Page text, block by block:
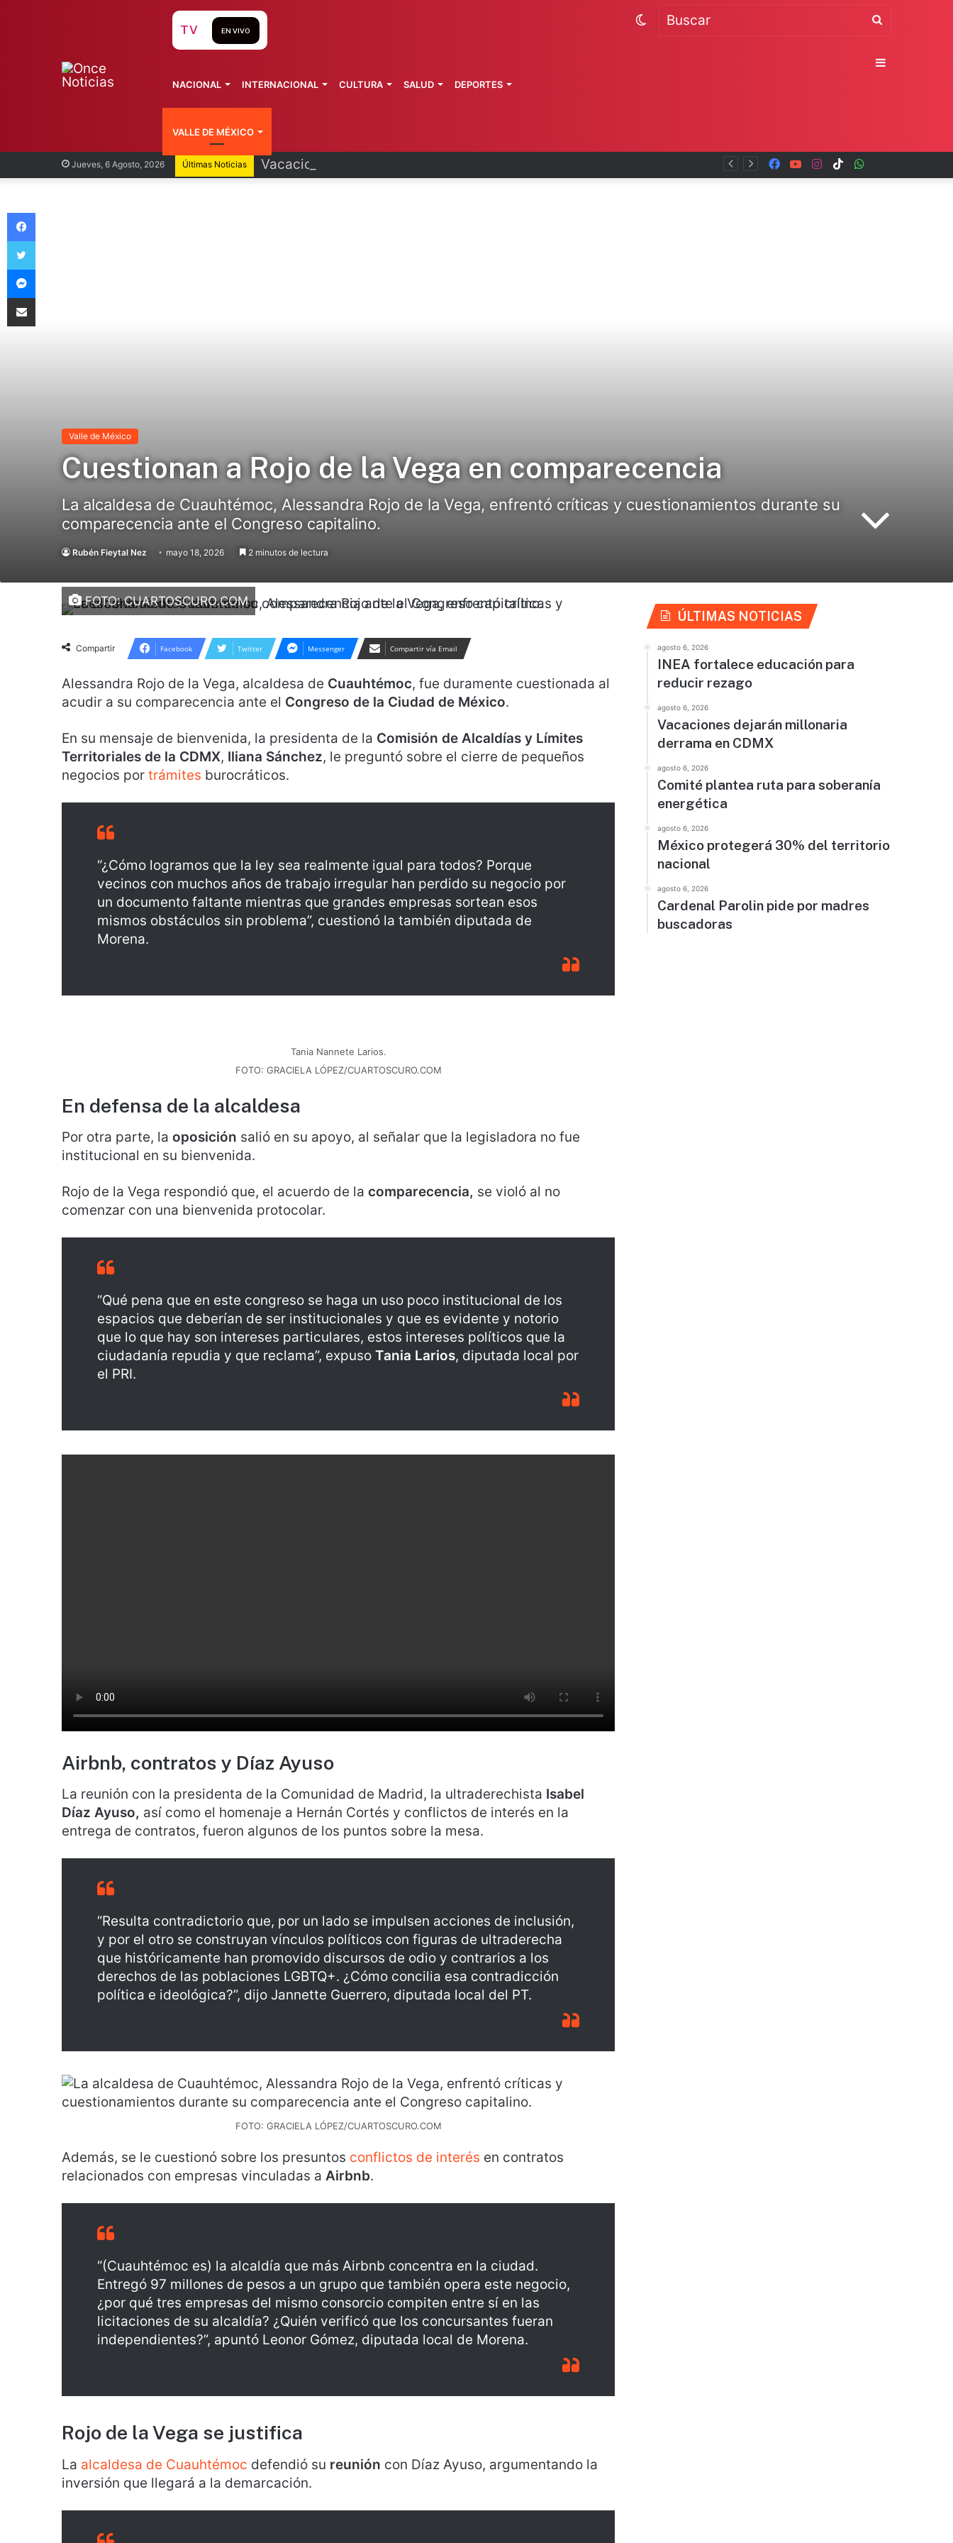
Jueves, 6 Agosto, 2026 Últimas Noticias Vacaciones dejarán millonaria derrama en CDMX TikTok
Instagram
YouTube
Facebook
TV EN VIVO
NACIONAL INTERNACIONAL CULTURA SALUD DEPORTES
VALLE DE MÉXICO
Buscar
Switch
Sidebar
Valle de México
Cuestionan a Rojo de la Vega en comparecencia
La alcaldesa de Cuauhtémoc, Alessandra Rojo de la Vega, enfrentó críticas y cuestionamientos durante su
comparecencia ante el Congreso capitalino.
Rubén Fieytal Nez mayo 18, 2026 2 minutos de lectura
FOTO: CUARTOSCURO.COM
Compartir Facebook Twitter Messenger Compartir vía Email
Alessandra Rojo de la Vega, alcaldesa de Cuauhtémoc, fue duramente cuestionada al
acudir a su comparecencia ante el Congreso de la Ciudad de México.
En su mensaje de bienvenida, la presidenta de la Comisión de Alcaldías y Límites
Territoriales de la CDMX, Iliana Sánchez, le preguntó sobre el cierre de pequeños
negocios por trámites burocráticos.
“¿Cómo logramos que la ley sea realmente igual para todos? Porque
vecinos con muchos años de trabajo irregular han perdido su negocio por
un documento faltante mientras que grandes empresas sortean esos
mismos obstáculos sin problema”, cuestionó la también diputada de
Morena.
Tania Nannete Larios.
FOTO: GRACIELA LÓPEZ/CUARTOSCURO.COM
En defensa de la alcaldesa
Por otra parte, la oposición salió en su apoyo, al señalar que la legisladora no fue
institucional en su bienvenida.
Rojo de la Vega respondió que, el acuerdo de la comparecencia, se violó al no
comenzar con una bienvenida protocolar.
“Qué pena que en este congreso se haga un uso poco institucional de los
espacios que deberían de ser institucionales y que es evidente y notorio
que lo que hay son intereses particulares, estos intereses políticos que la
ciudadanía repudia y que reclama”, expuso Tania Larios, diputada local por
el PRI.
Airbnb, contratos y Díaz Ayuso
La reunión con la presidenta de la Comunidad de Madrid, la ultraderechista Isabel
Díaz Ayuso, así como el homenaje a Hernán Cortés y conflictos de interés en la
entrega de contratos, fueron algunos de los puntos sobre la mesa.
“Resulta contradictorio que, por un lado se impulsen acciones de inclusión,
y por el otro se construyan vínculos políticos con figuras de ultraderecha
que históricamente han promovido discursos de odio y contrarios a los
derechos de las poblaciones LGBTQ+. ¿Cómo concilia esa contradicción
política e ideológica?”, dijo Jannette Guerrero, diputada local del PT.
FOTO: GRACIELA LÓPEZ/CUARTOSCURO.COM
Además, se le cuestionó sobre los presuntos conflictos de interés en contratos
relacionados con empresas vinculadas a Airbnb.
“(Cuauhtémoc es) la alcaldía que más Airbnb concentra en la ciudad.
Entregó 97 millones de pesos a un grupo que también opera este negocio,
¿por qué tres empresas del mismo consorcio compiten entre sí en las
licitaciones de su alcaldía? ¿Quién verificó que los concursantes fueran
independientes?”, apuntó Leonor Gómez, diputada local de Morena.
Rojo de la Vega se justifica
La alcaldesa de Cuauhtémoc defendió su reunión con Díaz Ayuso, argumentando la
inversión que llegará a la demarcación.
ÚLTIMAS NOTICIAS
agosto 6, 2026
INEA fortalece educación para
reducir rezago
agosto 6, 2026
Vacaciones dejarán millonaria
derrama en CDMX
agosto 6, 2026
Comité plantea ruta para soberanía
energética
agosto 6, 2026
México protegerá 30% del territorio
nacional
agosto 6, 2026
Cardenal Parolin pide por madres
buscadoras
Facebook
Twitter
Messenger
Compartir vía Email